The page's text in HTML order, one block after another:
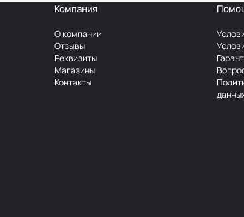
Компания
О компании
Отзывы
Реквизиты
Магазины
Контакты